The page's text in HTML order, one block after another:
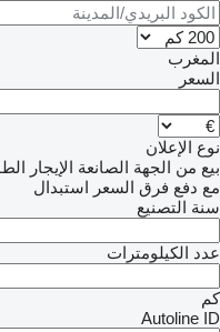
المغرب
السعر
نوع الإعلان
بيع من الجهة الصانعة الإيجار
مع دفع فرق السعر استبدال
سنة التصنيع
عدد الكيلومترات
كم
Autoline ID